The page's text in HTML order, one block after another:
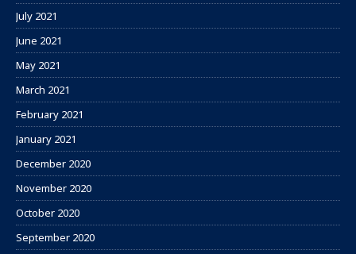
July 2021
June 2021
May 2021
March 2021
February 2021
January 2021
December 2020
November 2020
October 2020
September 2020